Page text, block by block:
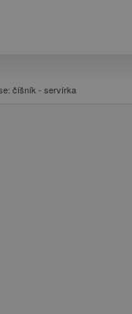
číšník - servírka